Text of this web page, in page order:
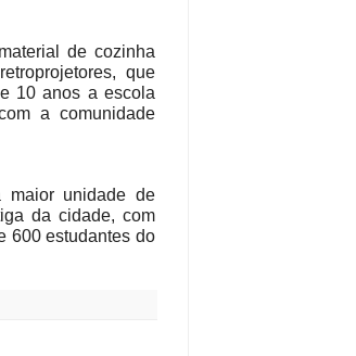
de cozinha
que
10 anos a escola
a comunidade
maior unidade de
da cidade, com
600 estudantes do